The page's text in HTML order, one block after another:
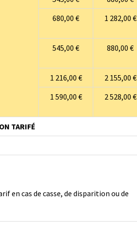
680,00 € 1 282,00 €
545,00 € 880,00 €
1 216,00 €
2 155,00 €
1 590,00 € 2 528,00 €
TARIFÉ
en cas de casse, de disparition ou de